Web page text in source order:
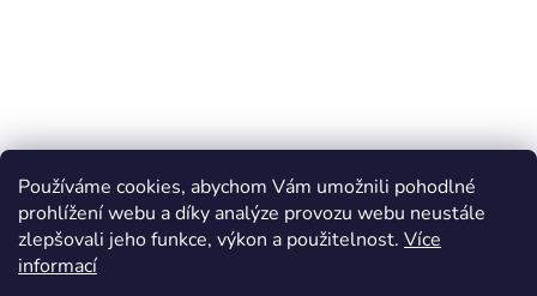
Používáme cookies, abychom Vám umožnili pohodlné
prohlížení webu a díky analýze provozu webu neustále
zlepšovali jeho funkce, výkon a použitelnost. Více
informací